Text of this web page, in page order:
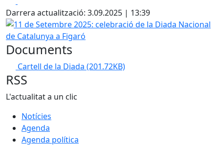
Darrera actualització: 3.09.2025 | 13:39
11 de Setembre 2025: celebració de la Diada Nacional de
Documents
Cartell de la Diada (201.72KB)
RSS
L'actualitat a un clic
Notícies
Agenda
Agenda política